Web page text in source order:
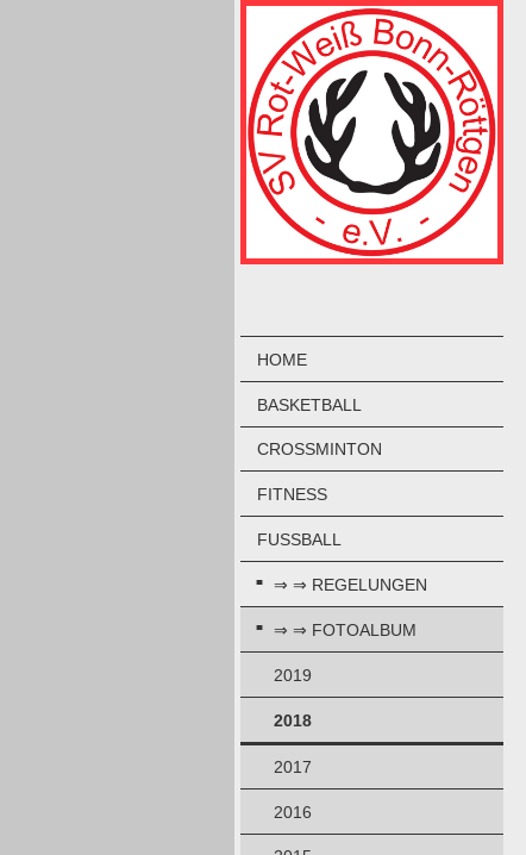
HOME
BASKETBALL
CROSSMINTON
FITNESS
FUSSBALL
⇒ ⇒ REGELUNGEN
⇒ ⇒ FOTOALBUM
2019
2018
2017
2016